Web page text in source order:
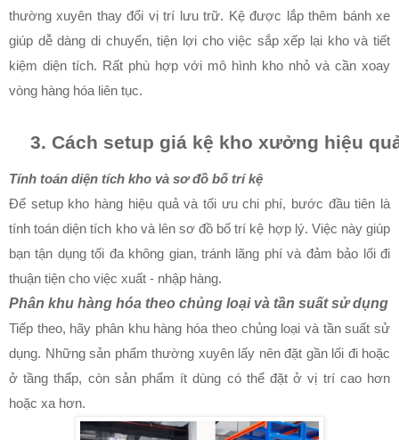
thường xuyên thay đổi vị trí lưu trữ. Kệ được lắp thêm bánh xe
giúp dễ dàng di chuyển, tiện lợi cho việc sắp xếp lại kho và tiết
kiệm diện tích. Rất phù hợp với mô hình kho nhỏ và cần xoay
vòng hàng hóa liên tục.
Cách setup giá kệ kho xưởng hiệu
Tính toán diện tích kho và sơ đồ bố trí kệ
Để setup kho hàng hiệu quả và tối ưu chi phí, bước đầu tiên là
tính toán diện tích kho và lên sơ đồ bố trí kệ hợp lý. Việc này giúp
bạn tận dụng tối đa không gian, tránh lãng phí và đảm bảo lối đi
thuận tiện cho việc xuất - nhập hàng.
Phân khu hàng hóa theo chủng loại và tần suất sử dụng
Tiếp theo, hãy phân khu hàng hóa theo chủng loại và tần suất sử
dụng. Những sản phẩm thường xuyên lấy nên đặt gần lối đi hoặc
ở tầng thấp, còn sản phẩm ít dùng có thể đặt ở vị trí cao hơn
hoặc xa hơn.